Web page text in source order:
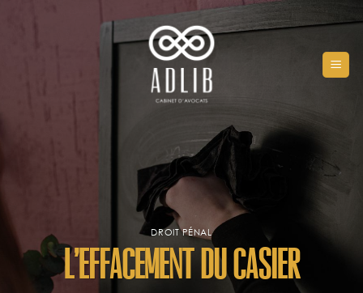
DROIT PÉNAL
L’effacement du casier